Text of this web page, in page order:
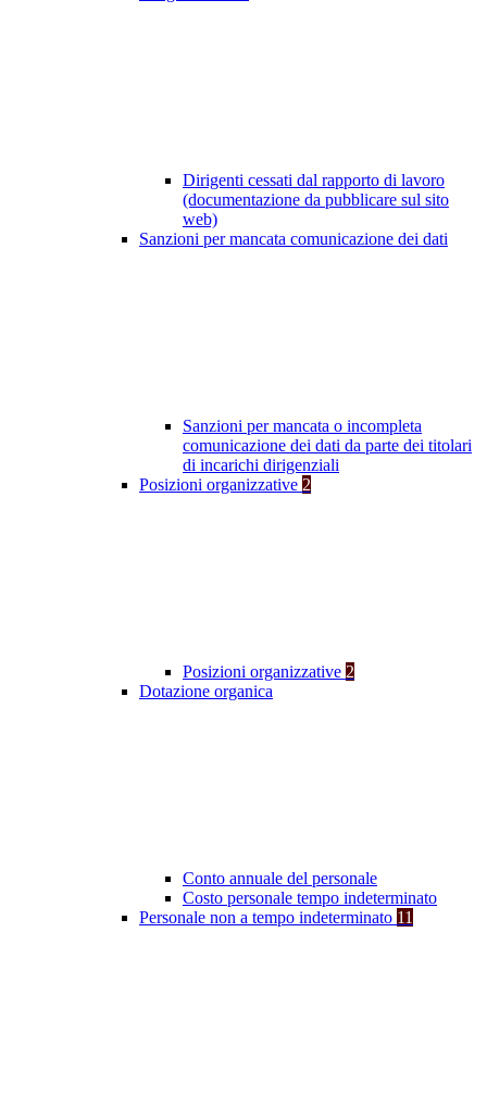
Dirigenti cessati dal rapporto di lavoro
(documentazione da pubblicare sul sito
web)
Sanzioni per mancata comunicazione dei dati
Sanzioni per mancata o incompleta
comunicazione dei dati da parte dei titolari
di incarichi dirigenziali
Posizioni organizzative 2
Posizioni organizzative 2
Dotazione organica
Conto annuale del personale
Costo personale tempo indeterminato
Personale non a tempo indeterminato 11